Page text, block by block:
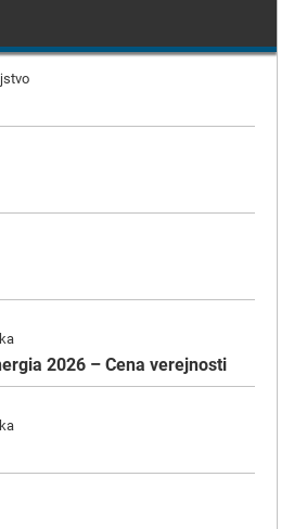
2026 – Cena verejnosti